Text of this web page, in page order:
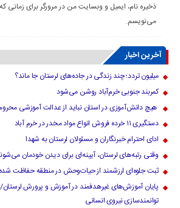
ذخیره نام، ایمیل و وبسایت من در مرورگر برای زمانی
می‌نویسم.
آخرین اخبار
میلیون تردد؛ چند زندگی در جاده‌های لرستان جا ماند؟
کمربند جنوبی خرم‌‌آباد روشن می‌شود
هیچ دانش‌آموزی در استان نباید از عدالت آموزشی
دستگیری ۱۱ خرده فروش انواع مواد مخدر در خرم آباد
ادای احترام خبرنگاران و مسئولان لرستان به شهدا
وقتی رتبه‌های لرستان، آیینه‌ای برای دیدن خودمان
ثبت جلوه‌ای ارزشمند از حیات‌وحش در منطقه حفاظت شده
پایان آموزش‌های غیرهدفمند در آموزش و پرورش
توانمندسازی نیروی انسانی